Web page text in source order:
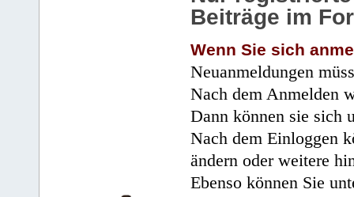
Beiträge im
Wenn Sie sich
Neuanmeldungen
Nach dem Anmelden
Dann können sie sich
Nach dem Einloggen
ändern oder weitere
Ebenso können Sie